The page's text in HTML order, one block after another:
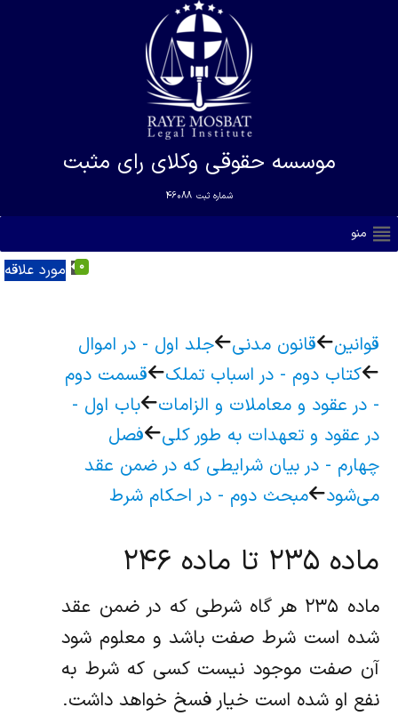
موسسه حقوقی وکلای رای مثبت
شماره ثبت 46088
منو
مورد علاقه 0
قوانین قانون مدنی
جلد اول - در اموال
کتاب دوم - در اسباب تملک
قسمت دوم
- در عقود و معاملات و الزامات‌
باب اول‌ -
در عقود و تعهدات به طور کلی‌
فصل
چهارم - در بیان شرایطی که در ضمن عقد
می‌شود
مبحث دوم - در احکام شرط
ماده ۲۳۵ تا ماده ۲۴۶
ماده ۲۳۵ هر گاه شرطی که در ضمن عقد
شده است شرط صفت باشد و معلوم شود
آن صفت موجود نیست کسی که شرط به
نفع او شده است‌ خیار فسخ خواهد داشت.